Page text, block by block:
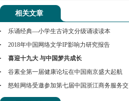
相关文章
乐诵经典—小学生古诗文分级诵读读本
2018年中国网络文学IP影响力研究报告
喜迎十九大 与中国梦共成长
谷素全第一届健康论坛在中国南京盛大起航
怒蛙网络受邀参加第七届中国浙江商务服务交